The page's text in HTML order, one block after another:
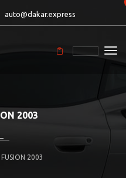
auto@dakar.express
2003
2003